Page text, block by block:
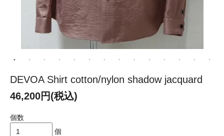
DEVOA Shirt cotton/nylon shadow jacquard
46,200円(税込)
個数
個